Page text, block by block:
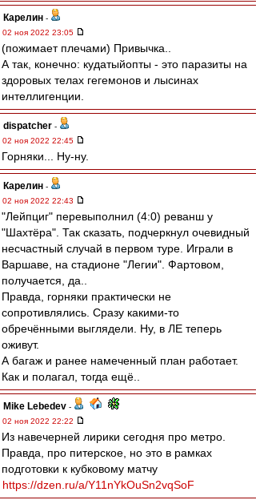
Карелин -
02 ноя 2022 23:05
(пожимает плечами) Привычка..
А так, конечно: кудатыйопты - это паразиты на
здоровых телах гегемонов и лысинах
интеллигенции.
dispatcher -
02 ноя 2022 22:45
Горняки... Ну-ну.
Карелин -
02 ноя 2022 22:43
"Лейпциг" перевыполнил (4:0) реванш у
"Шахтёра". Так сказать, подчеркнул очевидный
несчастный случай в первом туре. Играли в
Варшаве, на стадионе "Легии". Фартовом,
получается, да..
Правда, горняки практически не
сопротивлялись. Сразу какими-то
обречёнными выглядели. Ну, в ЛЕ теперь
оживут.
А багаж и ранее намеченный план работает.
Как и полагал, тогда ещё..
Mike Lebedev -
02 ноя 2022 22:22
Из навечерней лирики сегодня про метро.
Правда, про питерское, но это в рамках
подготовки к кубковому матчу
https://dzen.ru/a/Y11nYkOuSn2vqSoF